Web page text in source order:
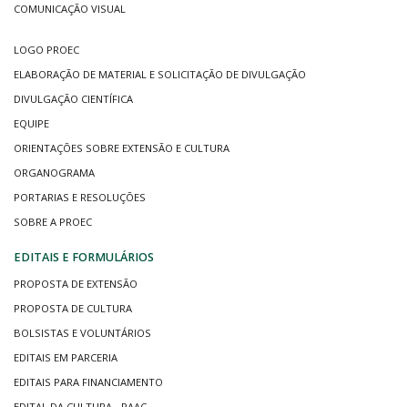
COMUNICAÇÃO VISUAL
LOGO PROEC
ELABORAÇÃO DE MATERIAL E SOLICITAÇÃO DE DIVULGAÇÃO
DIVULGAÇÃO CIENTÍFICA
EQUIPE
ORIENTAÇÕES SOBRE EXTENSÃO E CULTURA
ORGANOGRAMA
PORTARIAS E RESOLUÇÕES
SOBRE A PROEC
EDITAIS E FORMULÁRIOS
PROPOSTA DE EXTENSÃO
PROPOSTA DE CULTURA
BOLSISTAS E VOLUNTÁRIOS
EDITAIS EM PARCERIA
EDITAIS PARA FINANCIAMENTO